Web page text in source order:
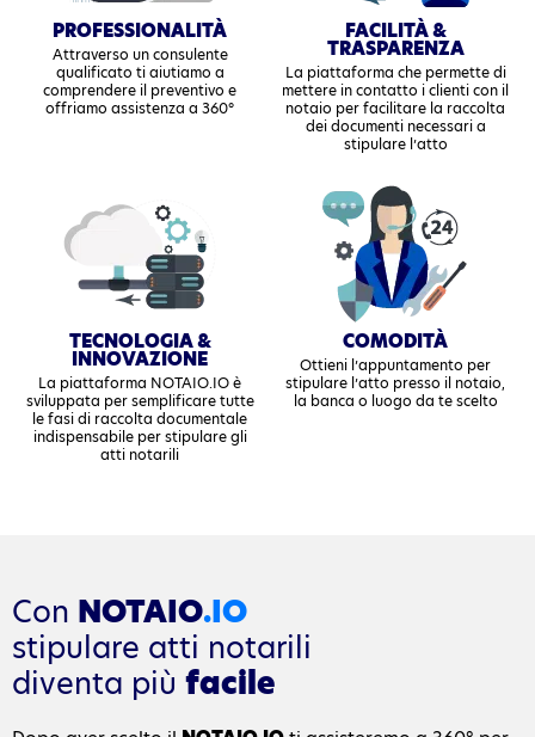
PROFESSIONALITÀ
Attraverso un consulente
qualificato ti aiutiamo a
comprendere il preventivo e
offriamo assistenza a 360°
FACILITÀ &
TRASPARENZA
La piattaforma che permette di
mettere in contatto i clienti con il
notaio per facilitare la raccolta
dei documenti necessari a
stipulare l’atto
TECNOLOGIA &
INNOVAZIONE
La piattaforma NOTAIO.IO è
sviluppata per semplificare tutte
le fasi di raccolta documentale
indispensabile per stipulare gli
atti notarili
COMODITÀ
Ottieni l’appuntamento per
stipulare l’atto presso il notaio,
la banca o luogo da te scelto
Con NOTAIO.IO
stipulare atti notarili
diventa più facile